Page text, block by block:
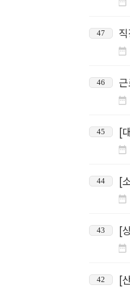
47
46
45 [
44 [
43 [
42 [